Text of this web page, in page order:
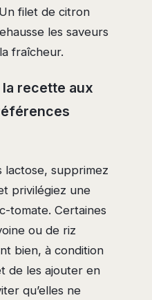
filet de citron
les saveurs
fraîcheur.
recette aux
lactose, supprimez
privilégiez une
tomate. Certaines
ou de riz
bien, à condition
de les ajouter en
qu’elles ne